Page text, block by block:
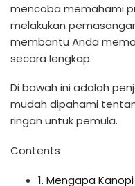
mencoba memahami
melakukan
membantu Anda
secara lengkap.
Di bawah ini adalah
mudah dipahami
ringan untuk pemula.
Contents
1. Mengapa Kanopi